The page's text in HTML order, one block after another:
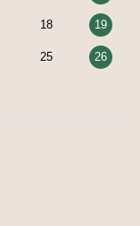
18 19
25 26